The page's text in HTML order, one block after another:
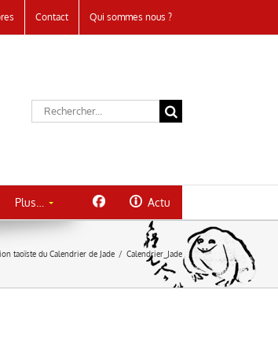
Contact Qui sommes nous ?
Rechercher:
Plus… Actu
taoïste du Calendrier de Jade / Calendrier_Jade